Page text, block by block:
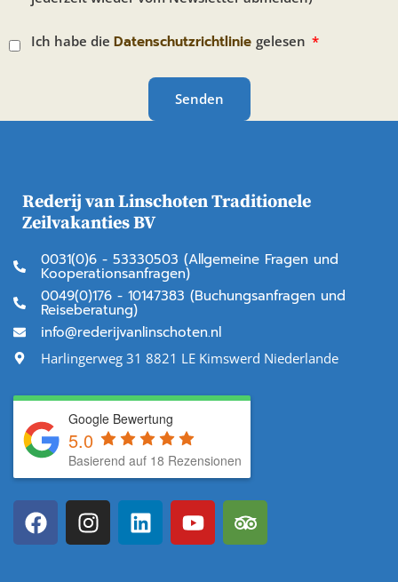
Ich habe die Datenschutzrichtlinie gelesen
Senden
Rederij van Linschoten Traditionele
Zeilvakanties BV
0031(0)6 - 53330503 (Allgemeine Fragen und
Kooperationsanfragen)
0049(0)176 - 10147383 (Buchungsanfragen und
Reiseberatung)
info@rederijvanlinschoten.nl
Harlingerweg 31 8821 LE Kimswerd Niederlande
Google Bewertung
5.0
Basierend auf 18 Rezensionen